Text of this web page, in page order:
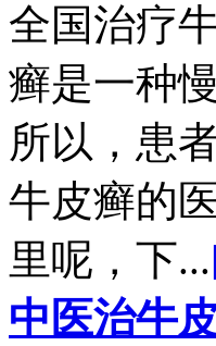
全国治疗
癣是一种
所以，患
牛皮癣的
里呢，下...
中医治牛